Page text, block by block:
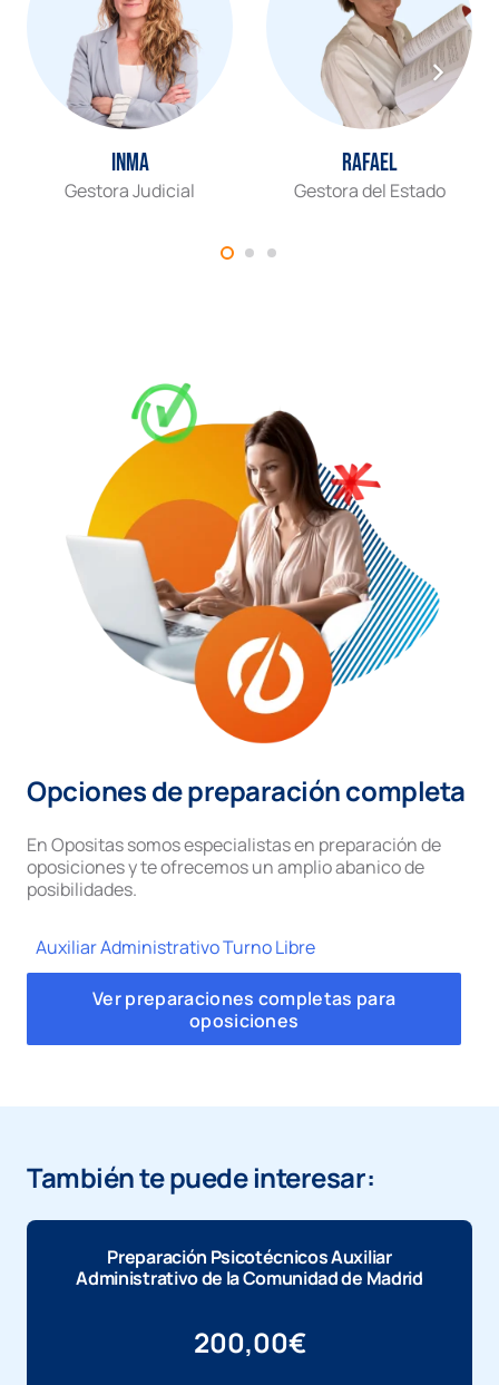
Inma
Gestora Judicial
Rafael
Gestora del Estado
Opciones de preparación completa
En Opositas somos especialistas en preparación de
oposiciones y te ofrecemos un amplio abanico de
posibilidades.
Auxiliar Administrativo Turno Libre
Ver preparaciones completas para
oposiciones
También te puede interesar:
Preparación Psicotécnicos Auxiliar
Administrativo de la Comunidad de Madrid
200,00€